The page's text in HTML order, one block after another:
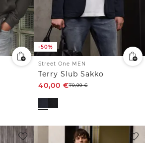
-50%
Street One MEN
Terry Slub Sakko
40,00 €79,99€